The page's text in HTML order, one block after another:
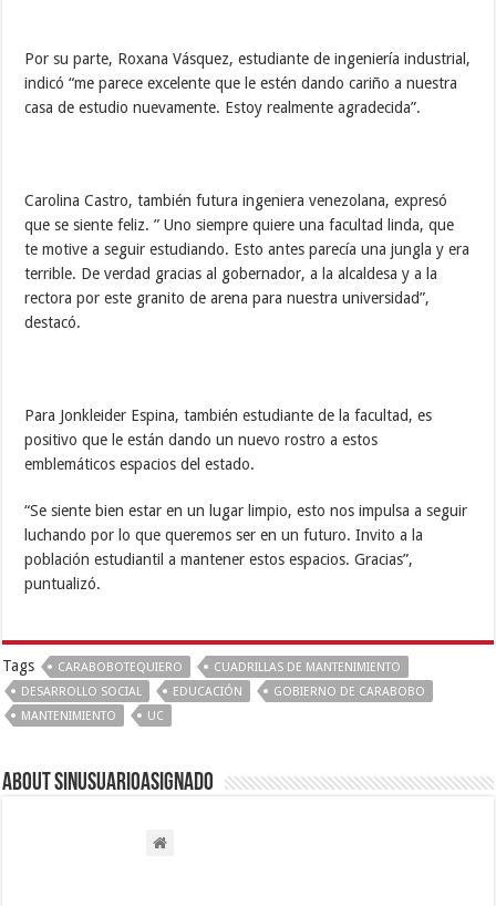
Por su parte, Roxana Vásquez, estudiante de ingeniería industrial,
indicó “me parece excelente que le estén dando cariño a nuestra
casa de estudio nuevamente. Estoy realmente agradecida”.
Carolina Castro, también futura ingeniera venezolana, expresó
que se siente feliz. ” Uno siempre quiere una facultad linda, que
te motive a seguir estudiando. Esto antes parecía una jungla y era
terrible. De verdad gracias al gobernador, a la alcaldesa y a la
rectora por este granito de arena para nuestra universidad”,
destacó.
Para Jonkleider Espina, también estudiante de la facultad, es
positivo que le están dando un nuevo rostro a estos
emblemáticos espacios del estado.
“Se siente bien estar en un lugar limpio, esto nos impulsa a seguir
luchando por lo que queremos ser en un futuro. Invito a la
población estudiantil a mantener estos espacios. Gracias”,
puntualizó.
Tags CARABOBOTEQUIERO
CUADRILLAS DE MANTENIMIENTO
DESARROLLO SOCIAL
EDUCACIÓN
GOBIERNO DE CARABOBO
MANTENIMIENTO
UC
About sinusuarioasignado